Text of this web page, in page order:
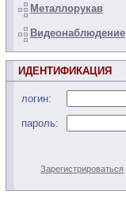
Металлорукав
Видеонаблюдение
ИДЕНТИФИКАЦИЯ
логин:
пароль:
Зарегистрироваться